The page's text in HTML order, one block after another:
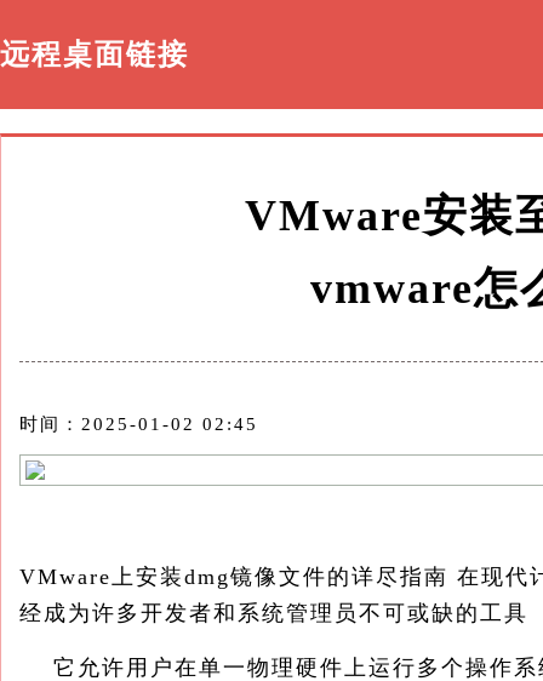
远程桌面链接
VMware安装
vmware怎
时间：2025-01-02 02:45
VMware上安装dmg镜像文件的详尽指南 在现
经成为许多开发者和系统管理员不可或缺的工具
它允许用户在单一物理硬件上运行多个操作系